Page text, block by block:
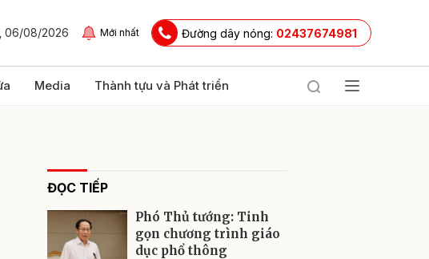
06/08/2026 Mới nhất Đường dây nóng: 02437674981
Media Thành tựu và Phát triển
ĐỌC TIẾP
Phó Thủ tướng: Tinh
gọn chương trình giáo
dục phổ thông